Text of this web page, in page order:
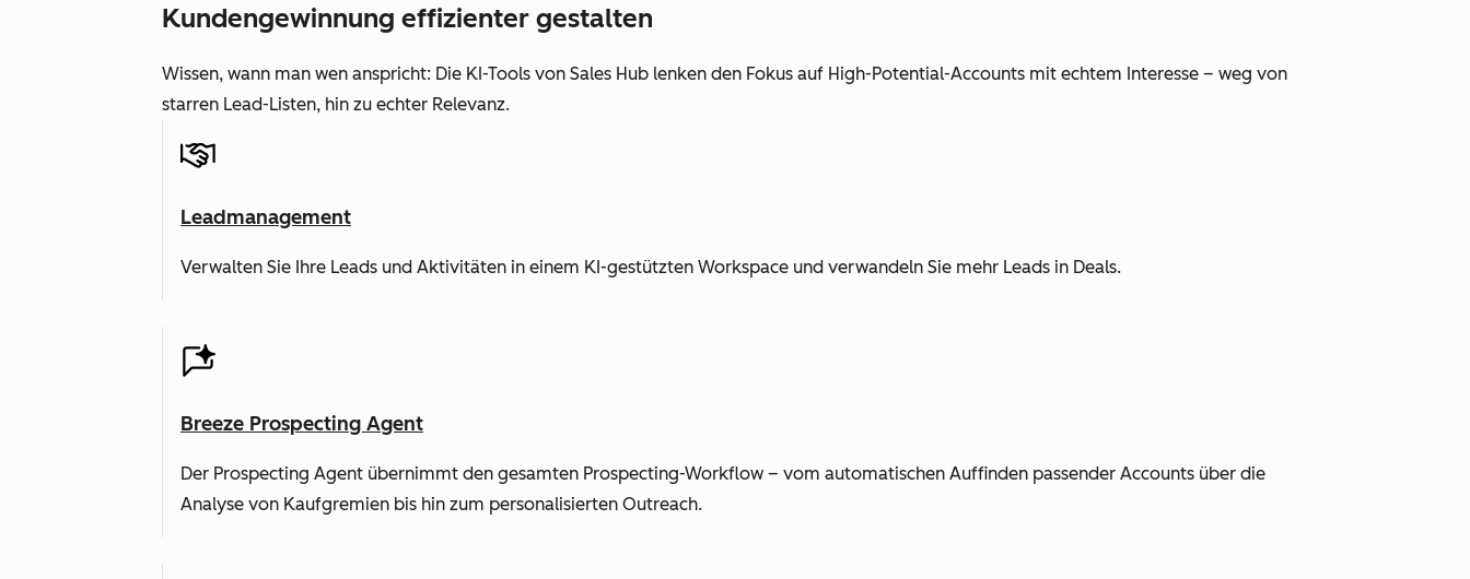
Kundengewinnung effizienter gestalten
Wissen, wann man wen anspricht: Die KI-Tools von Sales Hub lenken den Fokus auf High-Potential-Accounts mit echtem Interesse – weg von
starren Lead-Listen, hin zu echter Relevanz.
Leadmanagement
Verwalten Sie Ihre Leads und Aktivitäten in einem KI-gestützten Workspace und verwandeln Sie mehr Leads in Deals.
Breeze Prospecting Agent
Der Prospecting Agent übernimmt den gesamten Prospecting-Workflow – vom automatischen Auffinden passender Accounts über die
Analyse von Kaufgremien bis hin zum personalisierten Outreach.